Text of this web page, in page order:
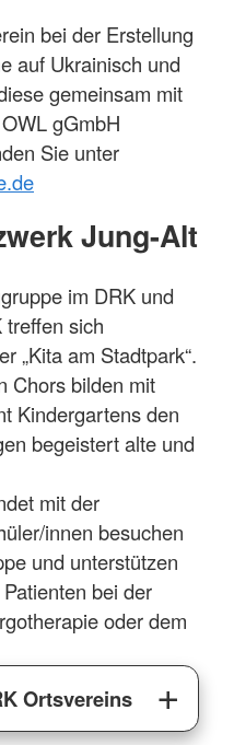
bei der Erstellung
auf Ukrainisch und
gemeinsam mit
gGmbH
Sie unter
Jung-Alt
im DRK und
sich
„Kita am Stadtpark“.
Chors bilden mit
Kindergartens den
begeistert alte und
mit der
innen besuchen
und unterstützen
bei der
oder dem
Ortsvereins